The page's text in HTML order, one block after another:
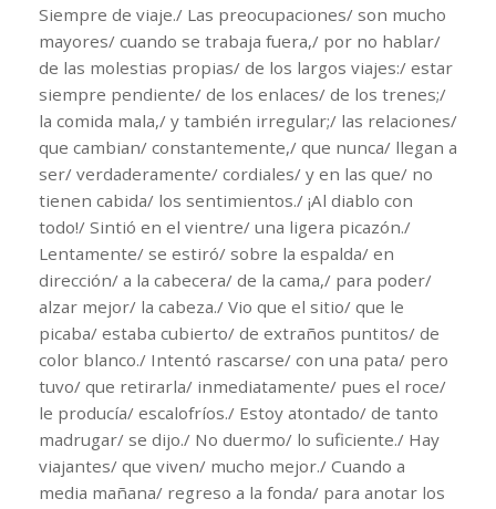
Siempre de viaje./ Las preocupaciones/ son mucho
mayores/ cuando se trabaja fuera,/ por no hablar/
de las molestias propias/ de los largos viajes:/ estar
siempre pendiente/ de los enlaces/ de los trenes;/
la comida mala,/ y también irregular;/ las relaciones/
que cambian/ constantemente,/ que nunca/ llegan a
ser/ verdaderamente/ cordiales/ y en las que/ no
tienen cabida/ los sentimientos./ ¡Al diablo con
todo!/ Sintió en el vientre/ una ligera picazón./
Lentamente/ se estiró/ sobre la espalda/ en
dirección/ a la cabecera/ de la cama,/ para poder/
alzar mejor/ la cabeza./ Vio que el sitio/ que le
picaba/ estaba cubierto/ de extraños puntitos/ de
color blanco./ Intentó rascarse/ con una pata/ pero
tuvo/ que retirarla/ inmediatamente/ pues el roce/
le producía/ escalofríos./ Estoy atontado/ de tanto
madrugar/ se dijo./ No duermo/ lo suficiente./ Hay
viajantes/ que viven/ mucho mejor./ Cuando a
media mañana/ regreso a la fonda/ para anotar los